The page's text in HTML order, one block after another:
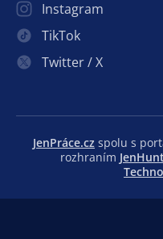
Instagram
TikTok
Twitter / X
JenPráce.cz spolu s
rozhraním